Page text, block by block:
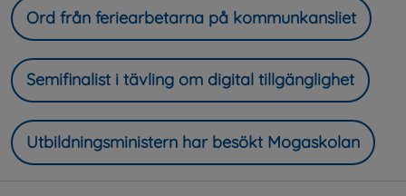
Ord från feriearbetarna på kommunkansliet
Semifinalist i tävling om digital tillgänglighet
Utbildningsministern har besökt Mogaskolan